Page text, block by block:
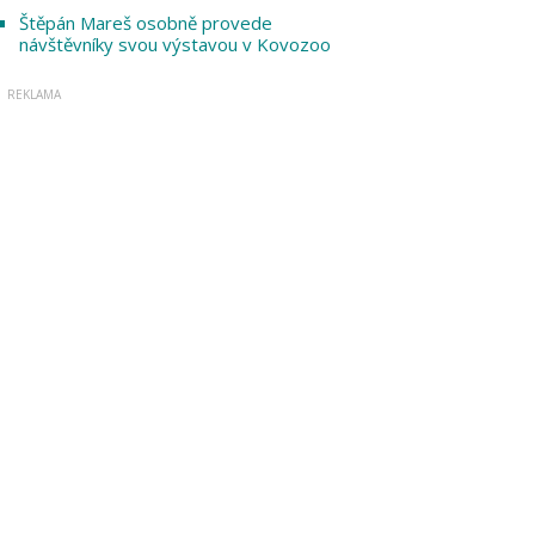
Štěpán Mareš osobně provede
návštěvníky svou výstavou v Kovozoo